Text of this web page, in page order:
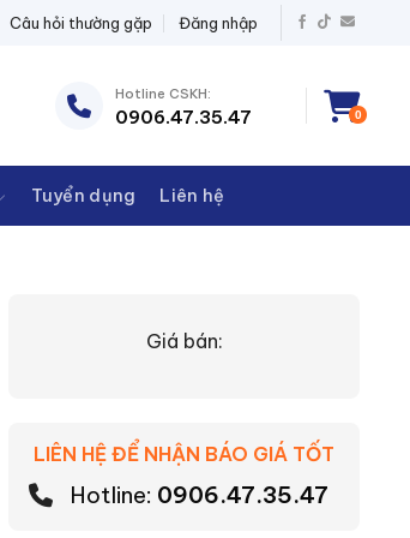
Câu hỏi thường gặp Đăng nhập
Hotline CSKH:
0906.47.35.47 0
Tuyển dụng Liên hệ
Giá bán:
LIÊN HỆ ĐỂ NHẬN BÁO GIÁ TỐT
Hotline: 0906.47.35.47